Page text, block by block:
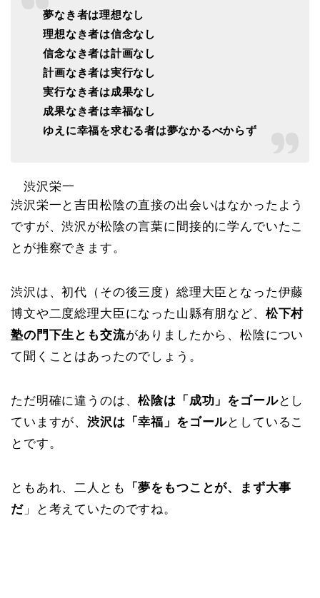
夢なき者は理想なし
理想なき者は信念なし
信念なき者は計画なし
計画なき者は実行なし
実行なき者は成果なし
成果なき者は幸福なし
ゆえに幸福を求むる者は夢なかるべからず
渋沢栄一
渋沢栄一と吉田松陰の直接の出会いはなかったよう
ですが、渋沢が松陰の言葉に間接的に学んでいたこ
とが推察できます。
渋沢は、初代（その後三度）総理大臣となった伊藤
博文や二度総理大臣になった山縣有朋など、 松下村
塾の門下生とも交流がありましたから、松陰につい
て聞くことはあったのでしょう。
ただ明確に違うのは、松陰は「成功」をゴールとし
ていますが、渋沢は「幸福」をゴールとしているこ
とです。
ともあれ、二人とも
「夢をもつことが、まず大事
だ」と考えていたのですね。